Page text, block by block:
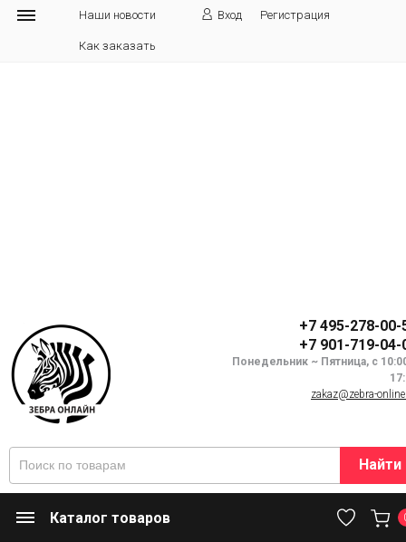
Наши новости Вход Регистрация
Как заказать
+7 495-278-00-
+7 901-719-04-
Понедельник ~ Пятница, с
zakaz@zebra-
Найти
Каталог товаров